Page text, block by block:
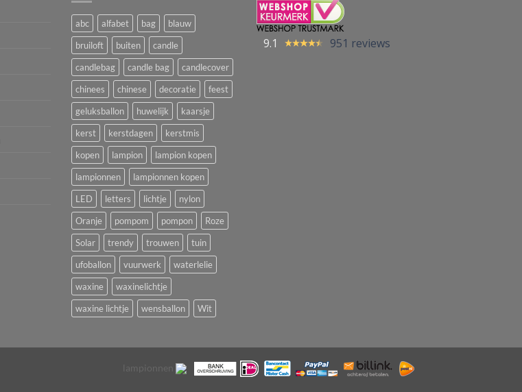
abc alfabet bag
blauw
bruiloft
buiten
candle
candlebag
candle bag
candlecover
chinees
chinese decoratie
feest
geluksballon
huwelijk
kaarsje
kerst
kerstdagen
kerstmis
kopen
lampion
lampion kopen
lampionnen
lampionnen kopen
LED
letters lichtje
nylon
Oranje
pompom pompon
Roze
Solar
trendy trouwen
tuin
ufoballon
vuurwerk
waterlelie
waxine
waxinelichtje
waxine lichtje
wensballon Wit
9.1 951 reviews
lampionnen